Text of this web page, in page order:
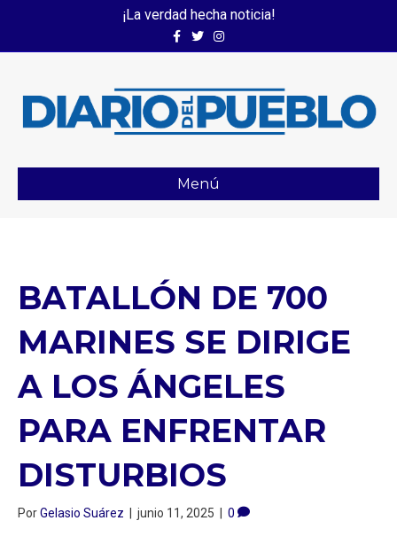
¡La verdad hecha noticia!
FacebookTwitterInstagram
Menú
BATALLÓN DE 700
MARINES SE DIRIGE
A LOS ÁNGELES
PARA ENFRENTAR
DISTURBIOS
PorGelasio Suárez | junio 11, 2025 | 0